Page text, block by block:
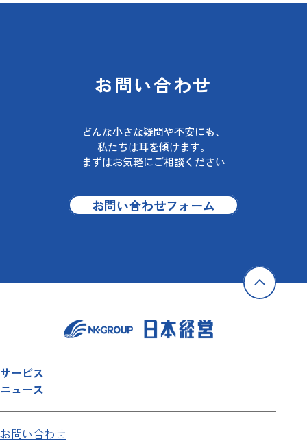
お問い合わせ
どんな小さな疑問や不安にも、
私たちは耳を傾けます。
まずはお気軽にご相談ください
お問い合わせフォーム
サービス
ニュース
お問い合わせ